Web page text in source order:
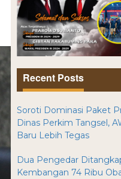
Recent Posts
Soroti Dominasi Paket
Dinas Perkim Tangsel,
Baru Lebih Tegas
Dua Pengedar
Kembangan 74 Ribu